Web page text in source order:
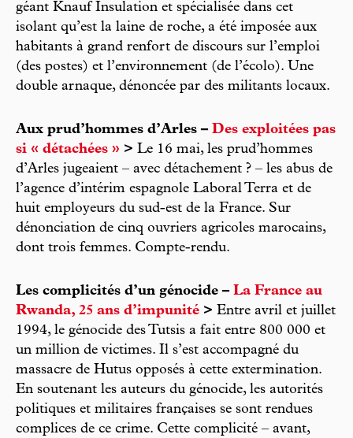
géant Knauf Insulation et spécialisée dans cet
isolant qu’est la laine de roche, a été imposée aux
habitants à grand renfort de discours sur l’emploi
(des postes) et l’environnement (de l’écolo). Une
double arnaque, dénoncée par des militants locaux.
Aux prud’hommes d’Arles – Des exploitées pas
si « détachées » > Le 16 mai, les prud’hommes
d’Arles jugeaient – avec détachement ? – les abus de
l’agence d’intérim espagnole Laboral Terra et de
huit employeurs du sud-est de la France. Sur
dénonciation de cinq ouvriers agricoles marocains,
dont trois femmes. Compte-rendu.
Les complicités d’un génocide – La France au
Rwanda, 25 ans d’impunité > Entre avril et juillet
1994, le génocide des Tutsis a fait entre 800 000 et
un million de victimes. Il s’est accompagné du
massacre de Hutus opposés à cette extermination.
En soutenant les auteurs du génocide, les autorités
politiques et militaires françaises se sont rendues
complices de ce crime. Cette complicité – avant,